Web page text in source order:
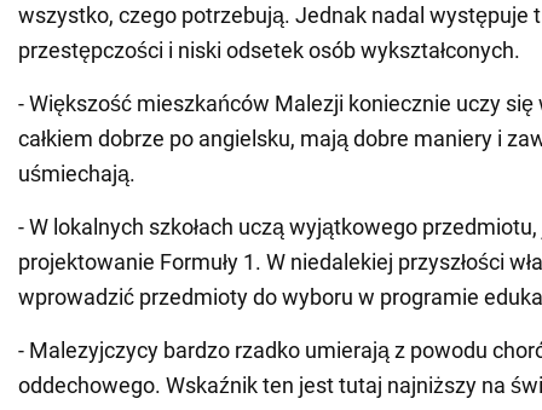
wszystko, czego potrzebują. Jednak nadal występuje
przestępczości i niski odsetek osób wykształconych.
- Większość mieszkańców Malezji koniecznie uczy się
całkiem dobrze po angielsku, mają dobre maniery i
uśmiechają.
- W lokalnych szkołach uczą wyjątkowego
projektowanie Formuły 1. W niedalekiej przyszłości
wprowadzić przedmioty do wyboru w programie
- Malezyjczycy bardzo rzadko umierają z powodu
oddechowego. Wskaźnik ten jest tutaj najniższy na